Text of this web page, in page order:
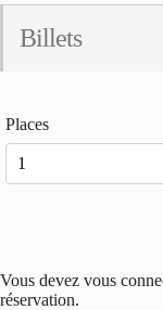
Billets
Places
Vous devez vous
réservation.